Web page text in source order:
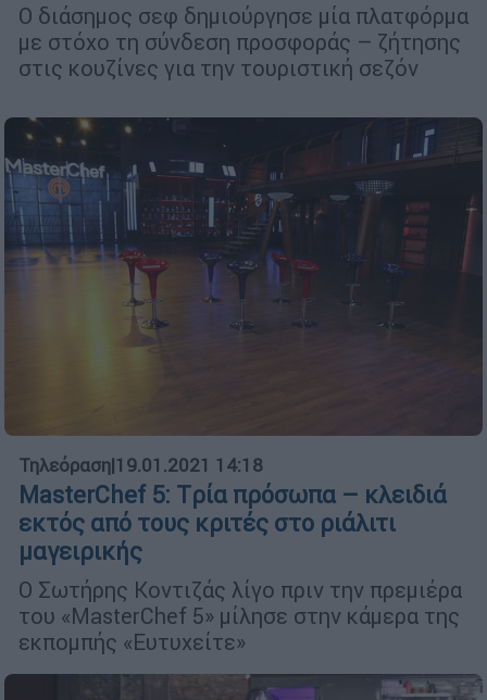
Ο διάσημος σεφ δημιούργησε μία πλατφόρμα
με στόχο τη σύνδεση προσφοράς – ζήτησης
στις κουζίνες για την τουριστική σεζόν
Τηλεόραση|19.01.2021 14:18
MasterChef 5: Tρία πρόσωπα – κλειδιά
εκτός από τους κριτές στο ριάλιτι
μαγειρικής
Ο Σωτήρης Κοντιζάς λίγο πριν την πρεμιέρα
του «MasterChef 5» μίλησε στην κάμερα της
εκπομπής «Ευτυχείτε»